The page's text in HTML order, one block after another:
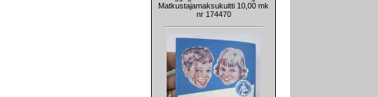
Matkustajamaksukuitti 10,00 mk
nr 174470